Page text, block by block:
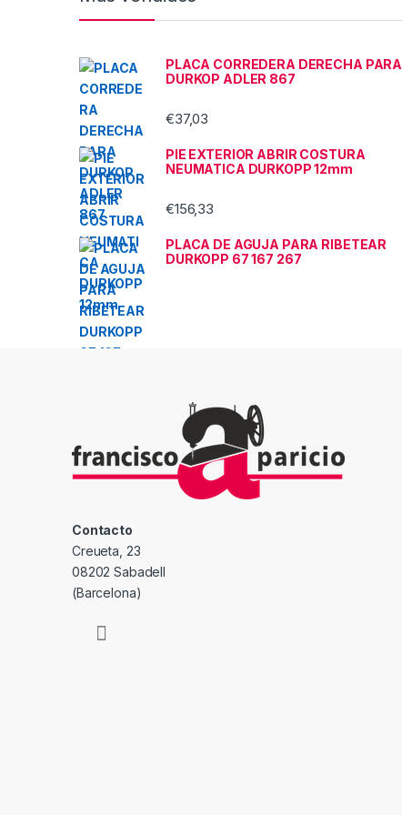
PLACA CORREDERA DERECHA PARA
DURKOP ADLER 867
€37,03
PIE EXTERIOR ABRIR COSTURA
NEUMATICA DURKOPP 12mm
€156,33
PLACA DE AGUJA PARA RIBETEAR
DURKOPP 67 167 267
Contacto
Creueta, 23
08202 Sabadell
(Barcelona)